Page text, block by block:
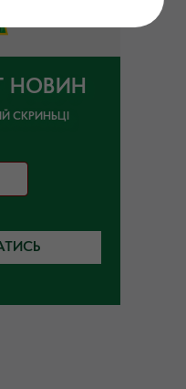
НОВИН
СКРИНЬЦІ